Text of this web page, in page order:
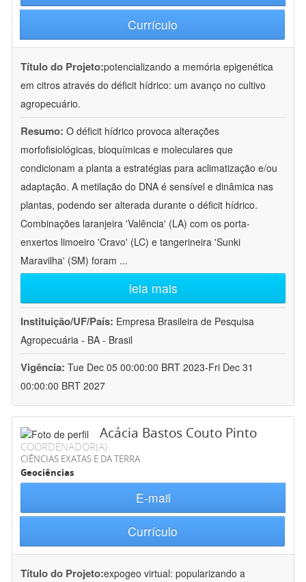
Currículo
Título do Projeto:potencializando a memória epigenética
em citros através do déficit hídrico: um avanço no cultivo
agropecuário.
Resumo: O déficit hídrico provoca alterações
morfofisiológicas, bioquímicas e moleculares que
condicionam a planta a estratégias para aclimatização e/ou
adaptação. A metilação do DNA é sensível e dinâmica nas
plantas, podendo ser alterada durante o déficit hídrico.
Combinações laranjeira 'Valência' (LA) com os porta-
enxertos limoeiro 'Cravo' (LC) e tangerineira 'Sunki
Maravilha' (SM) foram ...
leia mais
Instituição/UF/País: Empresa Brasileira de Pesquisa
Agropecuária - BA - Brasil
Vigência: Tue Dec 05 00:00:00 BRT 2023-Fri Dec 31
00:00:00 BRT 2027
Acácia Bastos Couto Pinto
COORDENADOR(A)
CIÊNCIAS EXATAS E DA TERRA
Geociências
E-mail
Currículo
Título do Projeto:expogeo virtual: popularizando a